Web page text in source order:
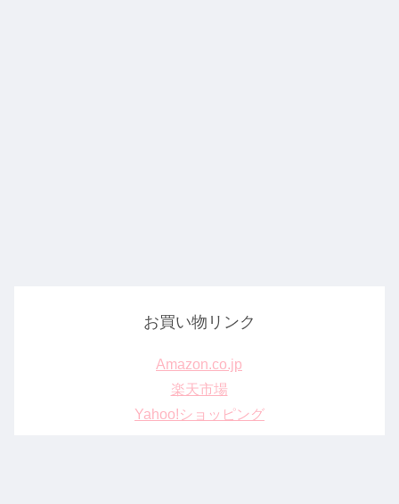
お買い物リンク
Amazon.co.jp
楽天市場
Yahoo!ショッピング